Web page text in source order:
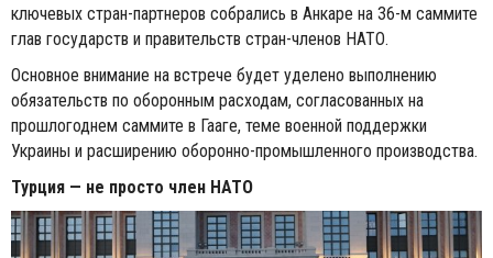
ключевых стран-партнеров собрались в Анкаре на 36-м саммите
глав государств и правительств стран-членов НАТО.
Основное внимание на встрече будет уделено выполнению
обязательств по оборонным расходам, согласованных на
прошлогоднем саммите в Гааге, теме военной поддержки
Украины и расширению оборонно-промышленного производства.
Турция — не просто член НАТО